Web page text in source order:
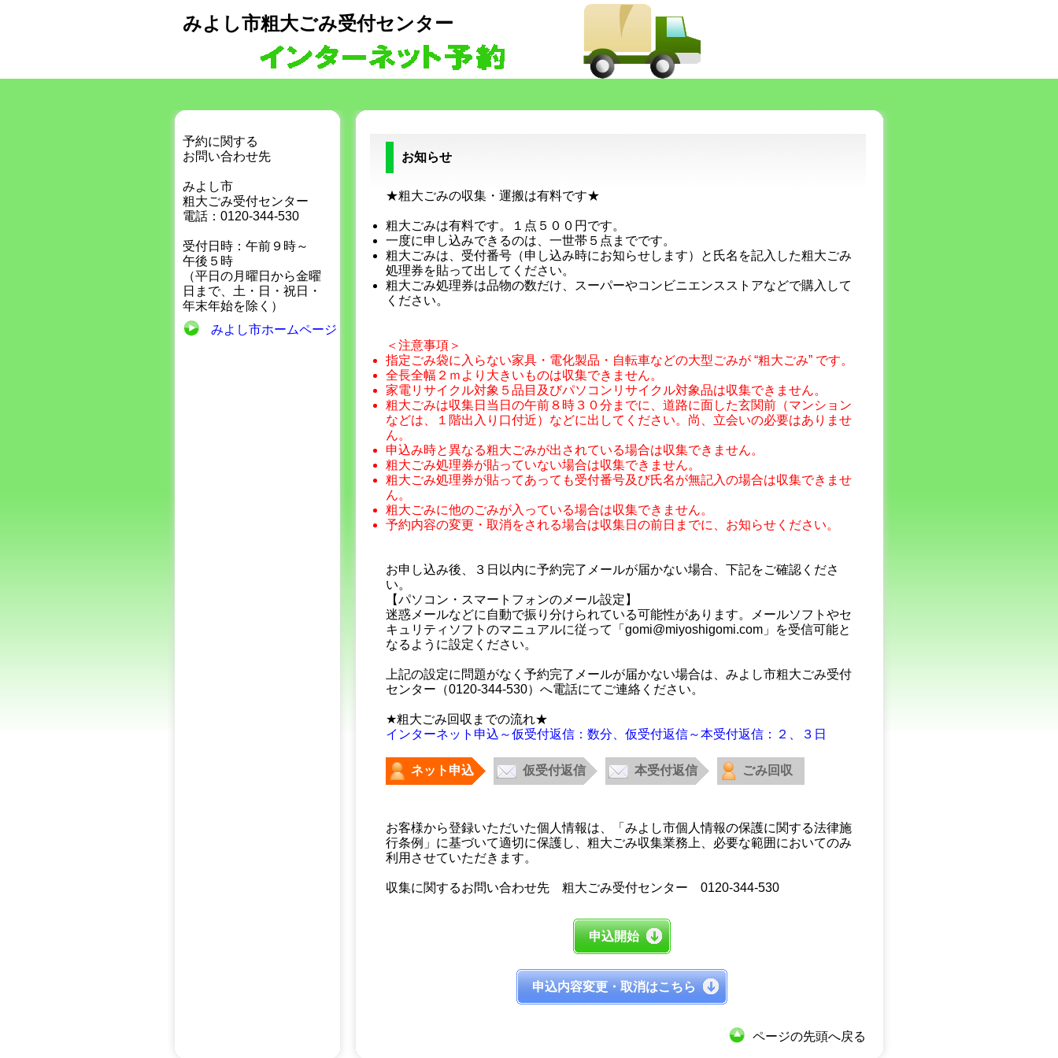
みよし市粗大ごみ受付センター
ＷＥＢ(ウェブ)申込み
予約に関する
お問い合わせ先
みよし市
粗大ごみ受付センター
電話：0120-344-530
受付日時：午前９時～
午後５時
（平日の月曜日から金曜
日まで、土・日・祝日・
年末年始を除く）
みよし市ホームページ
お知らせ
★粗大ごみの収集・運搬は有料です★
粗大ごみは有料です。１点５００円です。
一度に申し込みできるのは、一世帯５点までです。
粗大ごみは、受付番号（申し込み時にお知らせします）と氏名を記入した粗大ごみ
処理券を貼って出してください。
粗大ごみ処理券は品物の数だけ、スーパーやコンビニエンスストアなどで購入して
ください。
＜注意事項＞
指定ごみ袋に入らない家具・電化製品・自転車などの大型ごみが “粗大ごみ” です。
全長全幅２ｍより大きいものは収集できません。
家電リサイクル対象５品目及びパソコンリサイクル対象品は収集できません。
粗大ごみは収集日当日の午前８時３０分までに、道路に面した玄関前（マンション
などは、１階出入り口付近）などに出してください。尚、立会いの必要はありませ
ん。
申込み時と異なる粗大ごみが出されている場合は収集できません。
粗大ごみ処理券が貼っていない場合は収集できません。
粗大ごみ処理券が貼ってあっても受付番号及び氏名が無記入の場合は収集できませ
ん。
粗大ごみに他のごみが入っている場合は収集できません。
予約内容の変更・取消をされる場合は収集日の前日までに、お知らせください。
お申し込み後、３日以内に予約完了メールが届かない場合、下記をご確認くださ
い。
【パソコン・スマートフォンのメール設定】
迷惑メールなどに自動で振り分けられている可能性があります。メールソフトやセ
キュリティソフトのマニュアルに従って「gomi@miyoshigomi.com」を受信可能と
なるように設定ください。
上記の設定に問題がなく予約完了メールが届かない場合は、みよし市粗大ごみ受付
センター（0120-344-530）へ電話にてご連絡ください。
★粗大ごみ回収までの流れ★
インターネット申込～仮受付返信：数分、仮受付返信～本受付返信：２、３日
ネット申込 仮受付返信 本受付返信 ごみ回収
お客様から登録いただいた個人情報は、「みよし市個人情報の保護に関する法律施
行条例」に基づいて適切に保護し、粗大ごみ収集業務上、必要な範囲においてのみ
利用させていただきます。
収集に関するお問い合わせ先 粗大ごみ受付センター 0120-344-530
申込開始
申込内容変更・取消はこちら
ページの先頭へ戻る